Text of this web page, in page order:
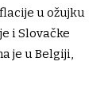
u ožujku
i Slovačke
je u Belgiji,